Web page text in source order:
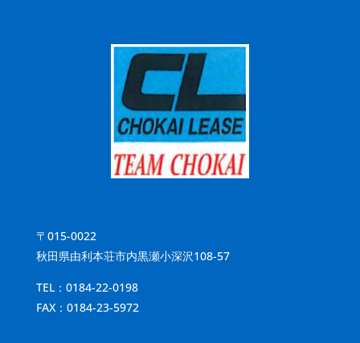
〒015-0022
秋田県由利本荘市内黒瀬小深沢108-57
TEL： 0184-22-0198
FAX：0184-23-5972